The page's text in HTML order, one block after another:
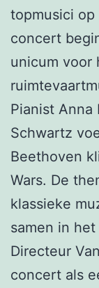
topmusici
concert
unicum voor
Pianist Anna
Schwartz
Beethoven
Wars. De
klassieke
samen in
Directeur
concert als